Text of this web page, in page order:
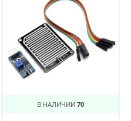
В НАЛИЧИИ 70